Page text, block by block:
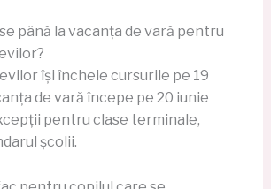
până la vacanța de vară pentru
își încheie cursurile pe 19
de vară începe pe 20 iunie
pentru clase terminale,
școlii.